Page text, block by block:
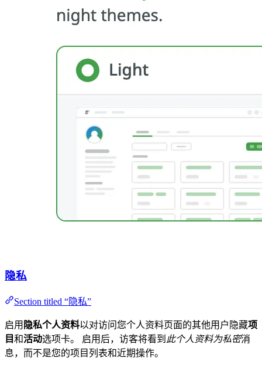
隐私
Section titled “隐私”
启用 隐私个人资料以对访问您个人资料页面的其他用户隐藏项
目和活动选项卡。 启用后，访客将看到 此个人资料为私密消
息，而不是您的项目列表和近期操作。